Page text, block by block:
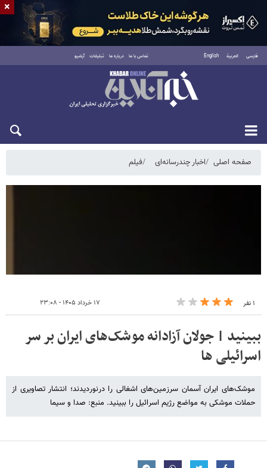
فارسی العربية English تماس با ما درباره ما تبلیغات آرشیو
یکشنبه ۱۸ مرداد ۱۴۰۵
صفحه اصلی اخبار چندرسانه‌ای فیلم
۱ نفر ۱۷ خرداد ۱۴۰۵ - ۲۳:۰۸
ببینید | جولان آزادانه موشک‌های ایران بر سر
اسرائیلی ها
موشک‌های ایران آسمان سرزمین‌های اشغالی را درنوردیدند؛ انتشار تصاویری از
حملات موشکی به مواضع رژیم اسرائیل را ببینید. منبع: صدا و سیما
×